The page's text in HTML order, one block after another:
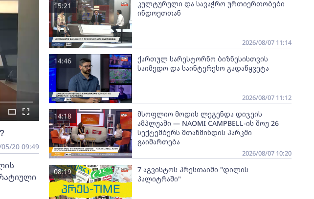
20 09:49
კულტურული და სავაჭრო ურთიერთობები
ინდოეთთან
15:21
2026/08/07 11:14
ქართულ სარესტორნო ბიზნესისთვის
საიმედო და საინტერესო გადაწყვეტა
14:46
2026/08/07 11:12
მსოფლიო მოდის ლეგენდა დიჯეის
ამპლუაში — NAOMI CAMPBELL-ის შოუ 26
სექტემბერს მთაწმინდის პარკში
გაიმართება
14:18
2026/08/07 10:20
7 აგვისტოს პრესთაიმი "დილის
პალიტრაში"
08:19